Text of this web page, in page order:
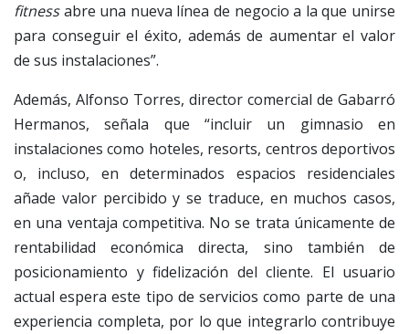
fitnessabre una nueva línea de negocio a la que unirse
para conseguir el éxito, además de aumentar el valor
de sus instalaciones”.
Además, Alfonso Torres, director comercial de Gabarró
Hermanos, señala que “incluir un gimnasio en
instalaciones como hoteles, resorts, centros deportivos
o, incluso, en determinados espacios residenciales
añade valor percibido y se traduce, en muchos casos,
en una ventaja competitiva. No se trata únicamente de
rentabilidad económica directa, sino también de
posicionamiento y fidelización del cliente. El usuario
actual espera este tipo de servicios como parte de una
experiencia completa, por lo que integrarlo contribuye